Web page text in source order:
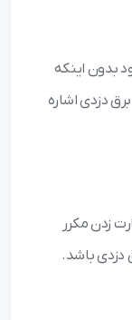
بدون اینکه
دزدی اشاره
زدن مکرر
دزدی باشد.